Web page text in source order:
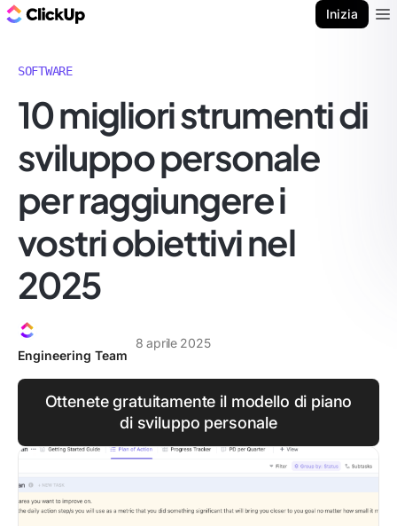
Inizia
SOFTWARE
10 migliori strumenti di
sviluppo personale
per raggiungere i
vostri obiettivi nel
2025
Engineering Team
8 aprile 2025
Ottenete gratuitamente il modello di piano
di sviluppo personale